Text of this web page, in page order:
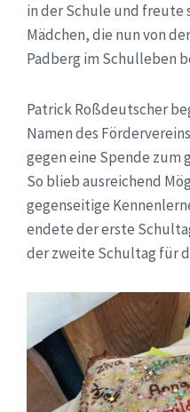
in der Schule und freute
Mädchen, die nun von
Padberg im Schulleben
Patrick Roßdeutscher
Namen des
gegen eine Spende zum
So blieb ausreichend
gegenseitige
endete der erste
der zweite Schultag für